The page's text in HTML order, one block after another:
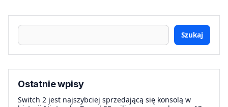
Szukaj
Ostatnie wpisy
Switch 2 jest najszybciej sprzedającą się konsolą w